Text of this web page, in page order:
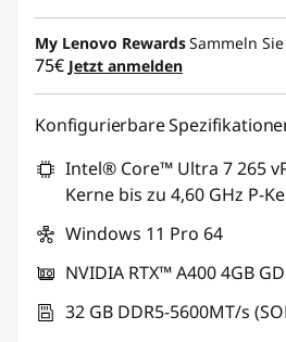
My Lenovo RewardsSammeln
75€ Jetzt anmelden
Konfigurierbare
Intel® Core™ Ultra 7 265
Kerne bis zu 4,60 GHz P-
Windows 11 Pro 64
NVIDIA RTX™ A400 4GB
32 GB DDR5-5600MT/s